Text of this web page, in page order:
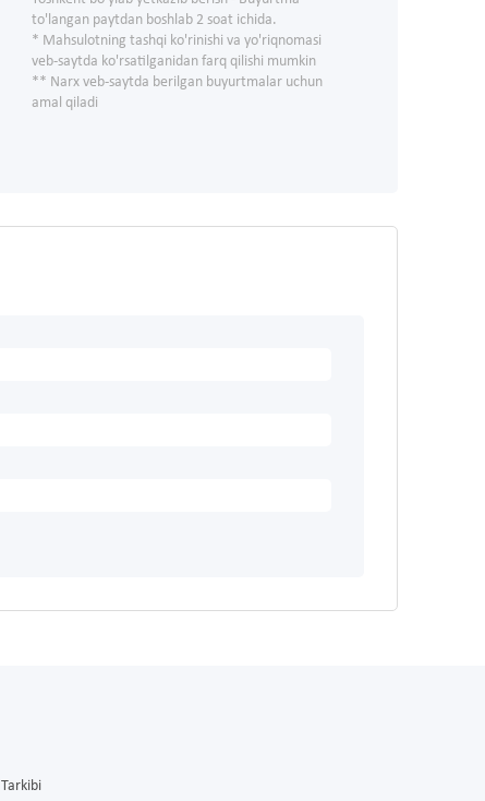
to'langan paytdan boshlab 2 soat ichida.
* Mahsulotning tashqi ko'rinishi va yo'riqnomasi
veb-saytda ko'rsatilganidan farq qilishi mumkin
** Narx veb-saytda berilgan buyurtmalar uchun
amal qiladi
Tarkibi